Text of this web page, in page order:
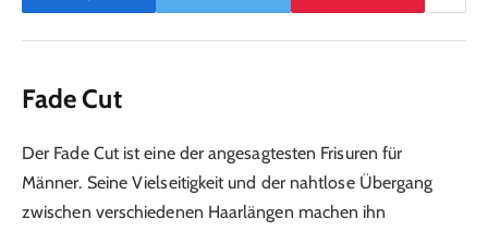
Fade Cut
Der Fade Cut ist eine der angesagtesten Frisuren für
Männer. Seine Vielseitigkeit und der nahtlose Übergang
zwischen verschiedenen Haarlängen machen ihn